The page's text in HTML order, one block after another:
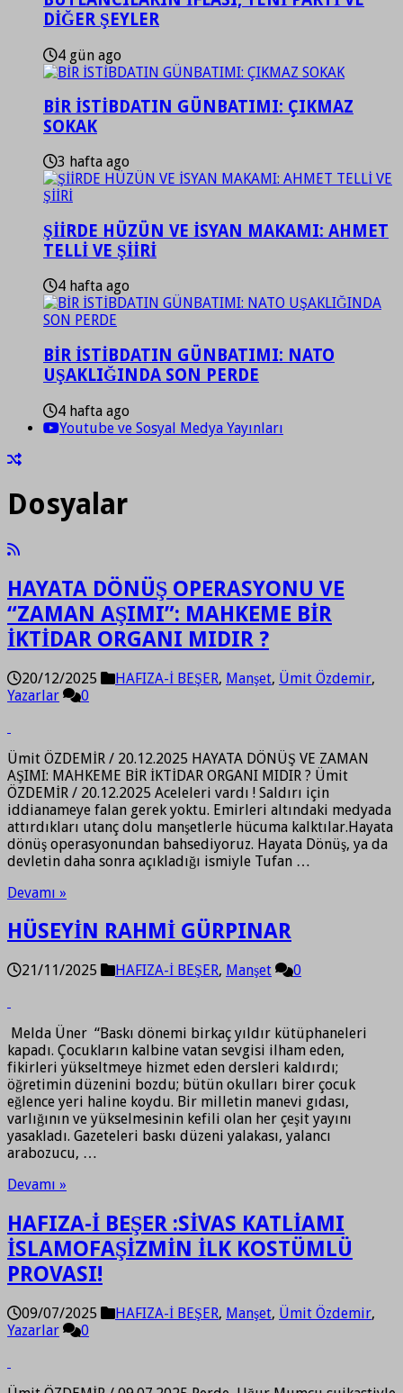
DİĞER ŞEYLER
4 gün ago
BİR İSTİBDATIN GÜNBATIMI: ÇIKMAZ
SOKAK
3 hafta ago
ŞİİRDE HÜZÜN VE İSYAN MAKAMI: AHMET
TELLİ VE ŞİİRİ
4 hafta ago
BİR İSTİBDATIN GÜNBATIMI: NATO
UŞAKLIĞINDA SON PERDE
4 hafta ago
Youtube ve Sosyal Medya Yayınları
Dosyalar
HAYATA DÖNÜŞ OPERASYONU VE
“ZAMAN AŞIMI”: MAHKEME BİR
İKTİDAR ORGANI MIDIR ?
20/12/2025 HAFIZA-İ BEŞER, Manşet, Ümit Özdemir,
Yazarlar
0
Ümit ÖZDEMİR / 20.12.2025 HAYATA DÖNÜŞ VE ZAMAN
AŞIMI: MAHKEME BİR İKTİDAR ORGANI MIDIR ? Ümit
ÖZDEMİR / 20.12.2025 Aceleleri vardı ! Saldırı için
iddianameye falan gerek yoktu. Emirleri altındaki medyada
attırdıkları utanç dolu manşetlerle hücuma kalktılar.Hayata
dönüş operasyonundan bahsediyoruz. Hayata Dönüş, ya da
devletin daha sonra açıkladığı ismiyle Tufan …
Devamı »
HÜSEYİN RAHMİ GÜRPINAR
21/11/2025 HAFIZA-İ BEŞER, Manşet 0
Melda Üner “Baskı dönemi birkaç yıldır kütüphaneleri
kapadı. Çocukların kalbine vatan sevgisi ilham eden,
fikirleri yükseltmeye hizmet eden dersleri kaldırdı;
öğretimin düzenini bozdu; bütün okulları birer çocuk
eğlence yeri haline koydu. Bir milletin manevi gıdası,
varlığının ve yükselmesinin kefili olan her çeşit yayını
yasakladı. Gazeteleri baskı düzeni yalakası, yalancı
arabozucu, …
Devamı »
HAFIZA-İ BEŞER :SİVAS KATLİAMI
İSLAMOFAŞİZMİN İLK KOSTÜMLÜ
PROVASI!
09/07/2025 HAFIZA-İ BEŞER, Manşet, Ümit Özdemir,
Yazarlar
0